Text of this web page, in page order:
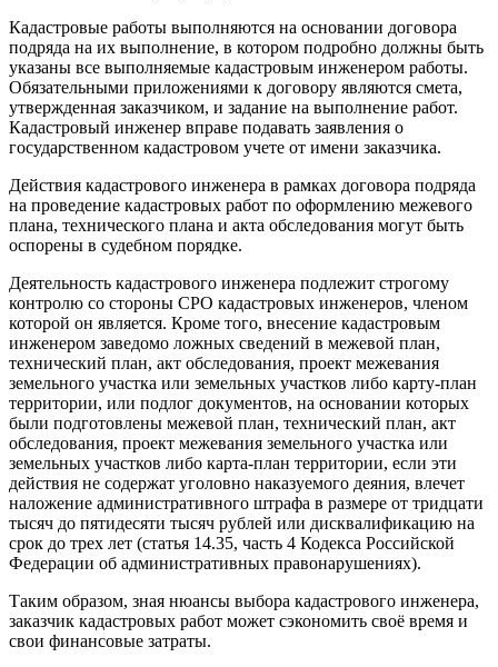
Кадастровые работы выполняются на основании договора
подряда на их выполнение, в котором подробно должны быть
указаны все выполняемые кадастровым инженером работы.
Обязательными приложениями к договору являются смета,
утвержденная заказчиком, и задание на выполнение работ.
Кадастровый инженер вправе подавать заявления о
государственном кадастровом учете от имени заказчика.
Действия кадастрового инженера в рамках договора подряда
на проведение кадастровых работ по оформлению межевого
плана, технического плана и акта обследования могут быть
оспорены в судебном порядке.
Деятельность кадастрового инженера подлежит строгому
контролю со стороны СРО кадастровых инженеров, членом
которой он является. Кроме того, внесение кадастровым
инженером заведомо ложных сведений в межевой план,
технический план, акт обследования, проект межевания
земельного участка или земельных участков либо карту-план
территории, или подлог документов, на основании которых
были подготовлены межевой план, технический план, акт
обследования, проект межевания земельного участка или
земельных участков либо карта-план территории, если эти
действия не содержат уголовно наказуемого деяния, влечет
наложение административного штрафа в размере от тридцати
тысяч до пятидесяти тысяч рублей или дисквалификацию на
срок до трех лет (статья 14.35, часть 4 Кодекса Российской
Федерации об административных правонарушениях).
Таким образом, зная нюансы выбора кадастрового инженера,
заказчик кадастровых работ может сэкономить своё время и
свои финансовые затраты.